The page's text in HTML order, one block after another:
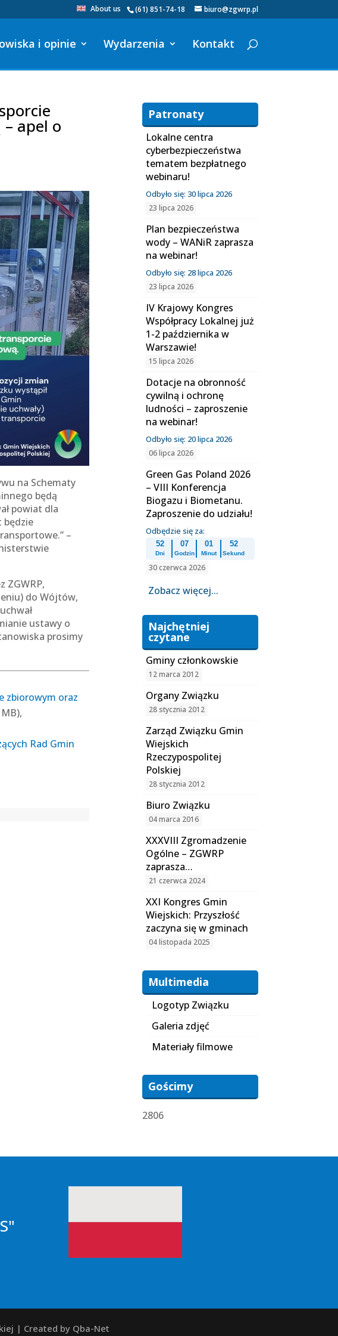
(61) 851-74-18 biuro@zgwrp.pl
About us
i opinie Wydarzenia Kontakt
apel o
na Schematy
będą
powiat dla
będzie
–
ZGWRP,
do Wójtów,
ustawy o
prosimy
zbiorowym oraz
Rad Gmin
Patronaty
Lokalne centra
cyberbezpieczeństwa
tematem bezpłatnego
webinaru!
Odbyło się: 30 lipca 2026
23 lipca 2026
Plan bezpieczeństwa
wody – WANiR zaprasza
na webinar!
Odbyło się: 28 lipca 2026
23 lipca 2026
IV Krajowy Kongres
Współpracy Lokalnej już
1-2 października w
Warszawie!
15 lipca 2026
Dotacje na obronność
cywilną i ochronę
ludności – zaproszenie
na webinar!
Odbyło się: 20 lipca 2026
06 lipca 2026
Green Gas Poland 2026
– VIII Konferencja
Biogazu i Biometanu.
Zaproszenie do udziału!
Odbędzie się za:
52
Dni
07
Godzin
01
Minut
52
Sekund
30 czerwca 2026
Zobacz więcej...
Najchętniej
czytane
Gminy członkowskie
12 marca 2012
Organy Związku
28 stycznia 2012
Zarząd Związku Gmin
Wiejskich
Rzeczypospolitej
Polskiej
28 stycznia 2012
Biuro Związku
04 marca 2016
XXXVIII Zgromadzenie
Ogólne – ZGWRP
zaprasza…
21 czerwca 2024
XXI Kongres Gmin
Wiejskich: Przyszłość
zaczyna się w gminach
04 listopada 2025
Multimedia
Logotyp Związku
Galeria zdjęć
Materiały filmowe
Gościmy
2806
| Created by Qba-Net